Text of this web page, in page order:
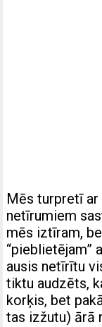
Mēs turpretī
netīrumiem
mēs iztīram,
“pieblietējam”
ausis netīrītu
tiktu audzēts,
korķis, bet
tas izžutu) ārā